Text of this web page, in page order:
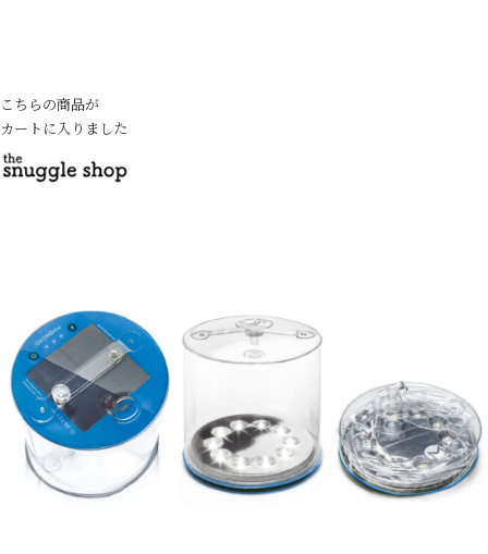
こちらの商品が
カートに入りました